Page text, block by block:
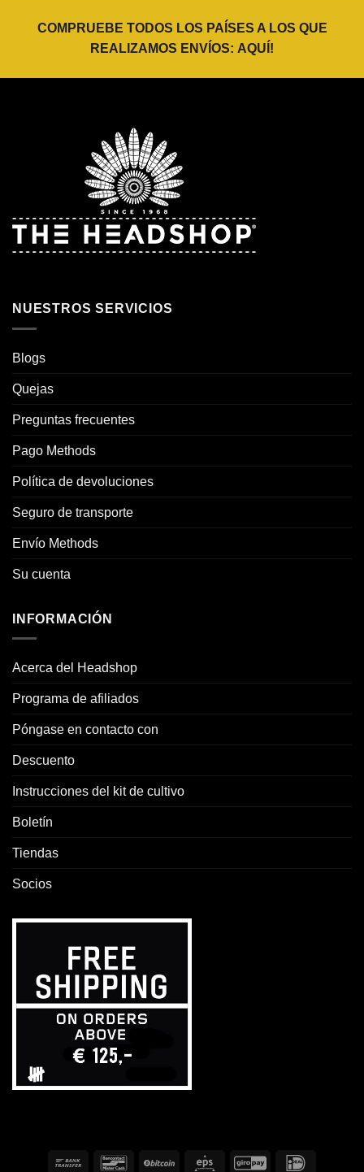
COMPRUEBE TODOS LOS PAÍSES A LOS QUE
REALIZAMOS ENVÍOS: AQUÍ !
NUESTROS SERVICIOS
Blogs
Quejas
Preguntas frecuentes
Pago Methods
Política de devoluciones
Seguro de transporte
Envío Methods
Su cuenta
INFORMACIÓN
Acerca del Headshop
Programa de afiliados
Póngase en contacto con
Descuento
Instrucciones del kit de cultivo
Boletín
Tiendas
Socios
TransferenciaBancontactBitCoin Eps GiroPay